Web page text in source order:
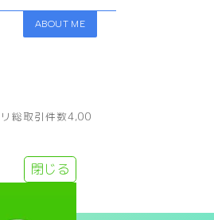
ABOUT ME
総取引件数4,00
閉じる